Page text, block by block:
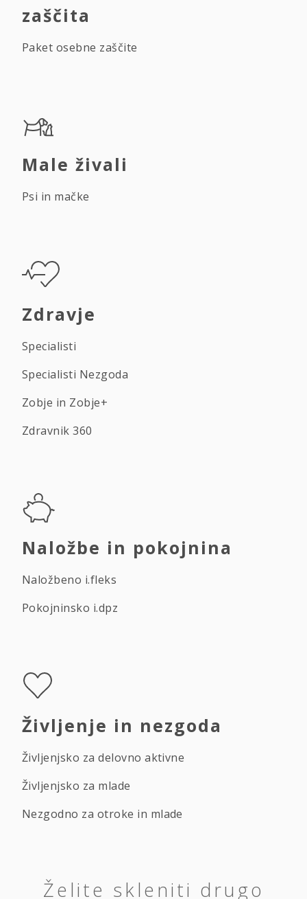
zaščita
Paket osebne zaščite
Male živali
Psi in mačke
Zdravje
Specialisti
Specialisti Nezgoda
Zobje in Zobje+
Zdravnik 360
Naložbe in pokojnina
Naložbeno i.fleks
Pokojninsko i.dpz
Življenje in nezgoda
Življenjsko za delovno aktivne
Življenjsko za mlade
Nezgodno za otroke in mlade
Želite skleniti drugo